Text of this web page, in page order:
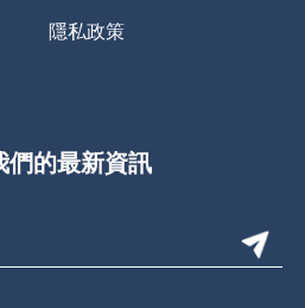
隱私政策
們的最新資訊